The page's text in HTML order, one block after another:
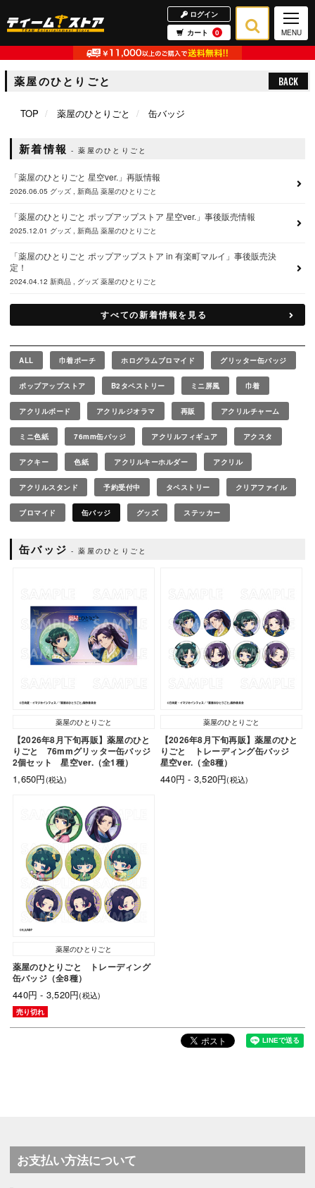
ログイン
カート
0 MENU
薬屋のひとりごと BACK
TOP 薬屋のひとりごと 缶バッジ
新着情報 薬屋のひとりごと
「薬屋のひとりごと 星空ver.」再販情報
2026.06.05 グッズ 新商品 薬屋のひとりごと
「薬屋のひとりごと ポップアップストア 星空ver.」事後販売情報
2025.12.01 グッズ 新商品 薬屋のひとりごと
「薬屋のひとりごと ポップアップストア in 有楽町マルイ」事後販売決
定！
2024.04.12 新商品 グッズ 薬屋のひとりごと
すべての新着情報を見る
ALL 巾着ポーチ ホログラムブロマイド グリッター缶バッジ
ポップアップストア B2タペストリー ミニ屏風 巾着
アクリルボード アクリルジオラマ 再販 アクリルチャーム
ミニ色紙 76mm缶バッジ アクリルフィギュア アクスタ
アクキー 色紙 アクリルキーホルダー アクリル
アクリルスタンド 予約受付中 タペストリー クリアファイル
ブロマイド 缶バッジ グッズ ステッカー
缶バッジ 薬屋のひとりごと
薬屋のひとりごと
【2026年8月下旬再販】薬屋のひと
りごと 76mmグリッター缶バッジ
2個セット 星空ver.（全1種）
1,650円(税込)
薬屋のひとりごと
【2026年8月下旬再販】薬屋のひと
りごと トレーディング缶バッジ
星空ver.（全8種）
440円 - 3,520円(税込)
薬屋のひとりごと
薬屋のひとりごと トレーディング
缶バッジ（全8種）
440円 - 3,520円(税込)
売り切れ
お支払い方法について